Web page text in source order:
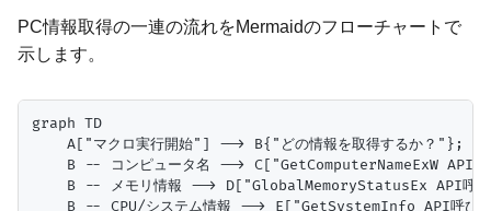
PC情報取得の一連の流れをMermaidのフローチャートで
示します。
graph TD
    A["マクロ実行開始"] --> B{"どの情報を取得するか？"};
B -- コンピュータ名 --> C["GetComputerNameExW API呼
B -- メモリ情報 --> D["GlobalMemoryStatusEx API呼
B -- CPU/システム情報 --> E["GetSystemInfo API呼び